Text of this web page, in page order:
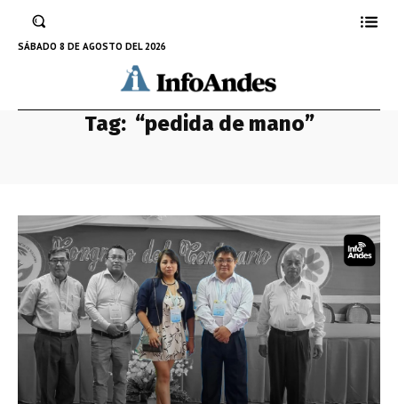
SÁBADO 8 DE AGOSTO DEL 2026
Tag: “pedida de mano”